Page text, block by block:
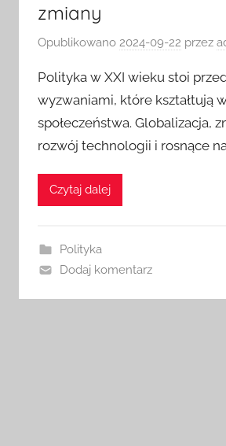
zmiany
Opublikowano 2024-09-22 przez
Polityka w XXI wieku stoi
wyzwaniami, które kształtują
społeczeństwa. Globalizacja,
rozwój technologii i rosnące
Czytaj dalej
Polityka
Dodaj komentarz